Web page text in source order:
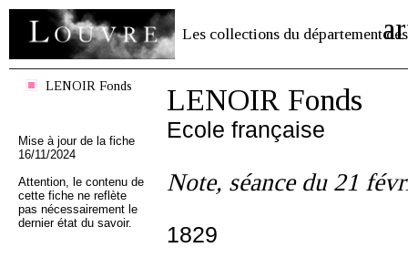
Les collections du département des
LENOIR Fonds
Mise à jour de la fiche
16/11/2024
Attention, le contenu de
cette fiche ne reflète
pas nécessairement le
dernier état du savoir.
LENOIR Fonds
Ecole française
Note, séance du 21
1829